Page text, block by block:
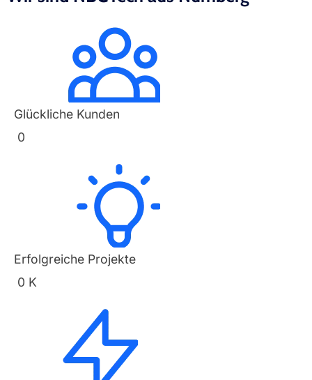
Glückliche Kunden
0
Erfolgreiche Projekte
0 K